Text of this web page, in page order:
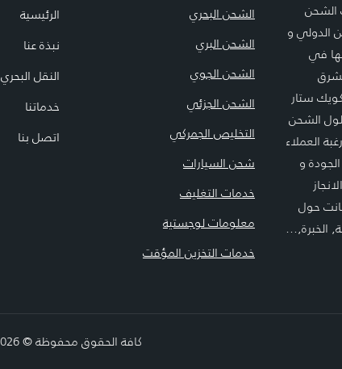
الشحن
الدولي و
في
ستار
الشحن
العملاء
و
حول
الخبرة,…
الشحن البحري
الشحن البري
الشحن الجوي
الشحن الجزئي
التخليص الجمركي
شحن السيارات
خدمات التغليف
معلومات لوجستية
خدمات التخزين المؤقت
الرئيسية
نبذة عنا
النقل البحري
خدماتنا
اتصل بنا
كافة الحقوق محفوظة © 2026